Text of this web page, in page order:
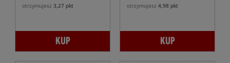
otrzymujesz 3,27 pkt
KUP
otrzymujesz 4,98 pkt
KUP